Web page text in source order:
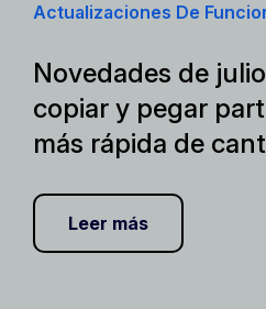
Actualizaciones De
Novedades de
copiar y pegar
más rápida de
Leer más